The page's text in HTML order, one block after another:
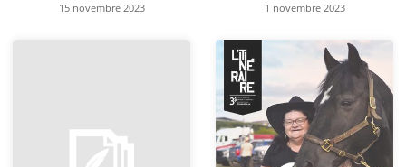
15 novembre 2023 1 novembre 2023